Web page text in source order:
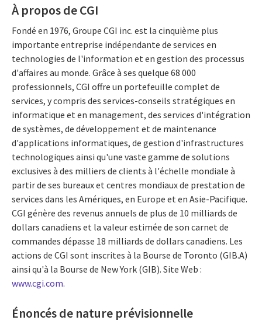
À propos de CGI
Fondé en 1976, Groupe CGI inc. est la cinquième plus
importante entreprise indépendante de services en
technologies de l'information et en gestion des processus
d'affaires au monde. Grâce à ses quelque 68 000
professionnels, CGI offre un portefeuille complet de
services, y compris des services-conseils stratégiques en
informatique et en management, des services d'intégration
de systèmes, de développement et de maintenance
d'applications informatiques, de gestion d'infrastructures
technologiques ainsi qu'une vaste gamme de solutions
exclusives à des milliers de clients à l'échelle mondiale à
partir de ses bureaux et centres mondiaux de prestation de
services dans les Amériques, en Europe et en Asie-Pacifique.
CGI génère des revenus annuels de plus de 10 milliards de
dollars canadiens et la valeur estimée de son carnet de
commandes dépasse 18 milliards de dollars canadiens. Les
actions de CGI sont inscrites à la Bourse de Toronto (GIB.A)
ainsi qu'à la Bourse de New York (GIB). Site Web :
www.cgi.com.
Énoncés de nature prévisionnelle